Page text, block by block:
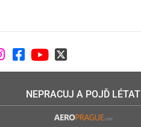
NEPRACUJ A POJĎ LÉTAT